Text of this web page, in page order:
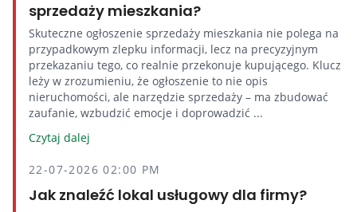
sprzedaży mieszkania?
Skuteczne ogłoszenie sprzedaży mieszkania nie polega na
przypadkowym zlepku informacji, lecz na precyzyjnym
przekazaniu tego, co realnie przekonuje kupującego. Klucz
leży w zrozumieniu, że ogłoszenie to nie opis
nieruchomości, ale narzędzie sprzedaży – ma zbudować
zaufanie, wzbudzić emocje i doprowadzić ...
Czytaj dalej
22-07-2026 02:00 PM
Jak znaleźć lokal usługowy dla firmy?